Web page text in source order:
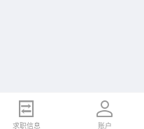
求职信息 账户